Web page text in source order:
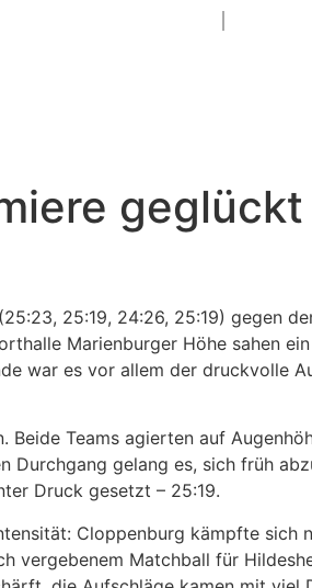
25:19, 24:26, 25:19) gegen
Marienburger Höhe sahen
war es vor allem der druckvolle
Beide Teams agierten auf
Durchgang gelang es, sich früh
Druck gesetzt – 25:19.
Cloppenburg kämpfte sich
vergebenem Matchball für